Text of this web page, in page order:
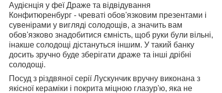
Аудієнція у феї Драже та відвідування
Конфитюренбург - чреваті обов'язковим презентами і
сувенірами у вигляді солодощів, а значить вам
обов'язково знадобитися ємність, щоб руки були вільні,
інакше солодощі дістануться іншим. У такий банку
досить зручно буде зберігати драже та інші дрібні
солодощі.
Посуд з різдвяної серії Лускунчик вручну виконана з
якісної кераміки і покрита міцною глазур'ю, яка не